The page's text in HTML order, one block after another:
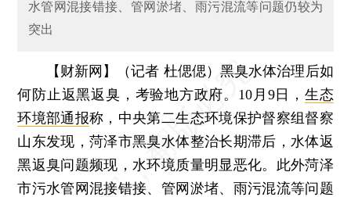
水管网混接错接、管网淤堵、雨污混流等问题仍较为
突出
【财新网】（记者 杜偲偲） 黑臭水体治理后如
何防止返黑返臭，考验地方政府。10月9日， 生态
环境部通报称，中央第二生态环境保护督察组督察
山东发现，菏泽市黑臭水体整治长期滞后，水体返
黑返臭问题频现，水环境质量明显恶化。此外菏泽
市污水管网混接错接、管网淤堵、雨污混流等问题